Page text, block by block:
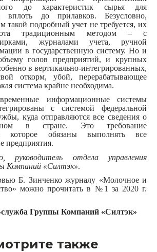
до характеристик сырья для
вплоть до прилавков. Безусловно,
такой подробный учет не требуется, их
традиционным методом – с
журналами учета, ручной
в государственную систему. Но и
голов предприятий, и крупных
в вертикально-интегрированных,
откорм, убой, перерабатывающее
система крайне необходима.
информационные системы
с системой федеральной
куда отправляются все сведения о
в стране. Это требование
которое обязаны выполнять все
предприятия.
руководитель отдела управления
Компаний «Силтэк».
Б. Зинченко журналу «Молочное и
можно прочитать в №1 за 2020 г.
служба Группы Компаний «Силтэк»
также